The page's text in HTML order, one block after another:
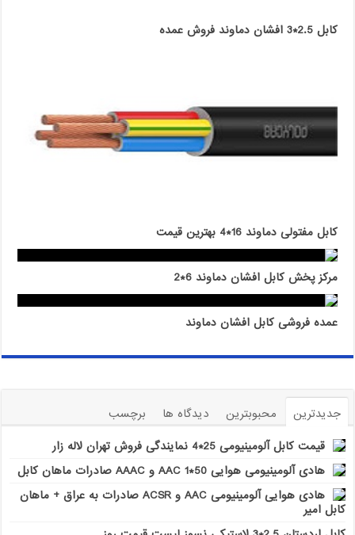
کابل 2.5*3 افشان دماوند فروش عمده
کابل مفتولی دماوند 16*4 بهترین قیمت
مرکز پخش کابل افشان دماوند 6*2
عمده فروشی کابل افشان دماوند
جدیدترین محبوبترین دیدگاه ها
برچسب
قیمت کابل آلومینیومی 25*4 نمایندگی فروش تهران لاله زار
هادی آلومینیومی هوایی 50*1 AAC و AAAC صادرات ماهان کابل
هادی هوایی آلومینیومی AAC و ACSR صادرات به عراق + ماهان
کابل امیر